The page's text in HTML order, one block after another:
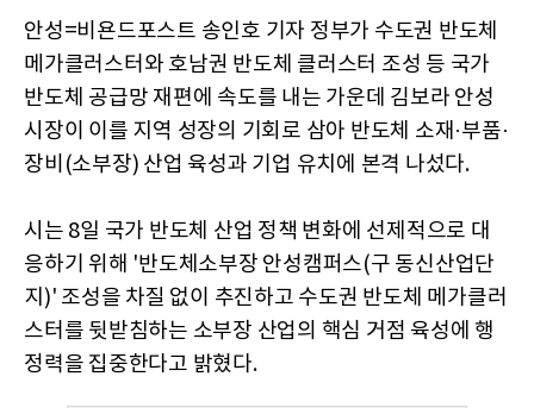
안성=비욘드포스트 송인호 기자 정부가 수도권 반도체
메가클러스터와 호남권 반도체 클러스터 조성 등 국가
반도체 공급망 재편에 속도를 내는 가운데 김보라 안성
시장이 이를 지역 성장의 기회로 삼아 반도체 소재·부품·
장비(소부장) 산업 육성과 기업 유치에 본격 나섰다.
시는 8일 국가 반도체 산업 정책 변화에 선제적으로 대
응하기 위해 '반도체소부장 안성캠퍼스(구 동신산업단
지)' 조성을 차질 없이 추진하고 수도권 반도체 메가클러
스터를 뒷받침하는 소부장 산업의 핵심 거점 육성에 행
정력을 집중한다고 밝혔다.